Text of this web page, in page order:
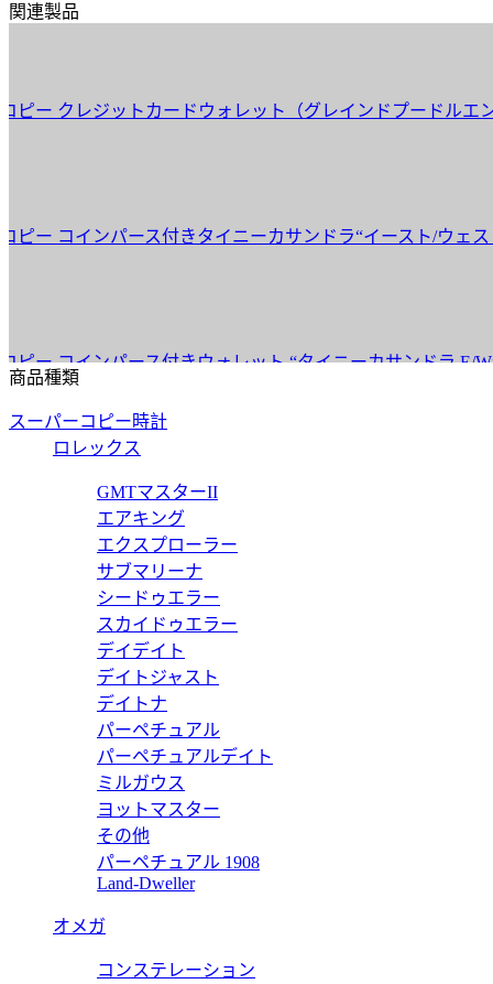
関連製品
クレジットカードウォレット（グレインドプードルエンボ
コインパース付きタイニーカサンドラ“イースト/ウェスト”
コインパース付きウォレット “タイニーカサンドラ E/W”（
コインパース付きタイニーカサンドラ“イースト/ウェスト
タイニーカサンドラビルクリップウォレット（シャイニー
ビルクリップウォレット “タイニーカサンドラ”（マットレ
タイニー カサンドラ イースト/ウエスト ウォレット（グレ
商品種類
スーパーコピー時計
ロレックス
GMTマスターII
エアキング
エクスプローラー
サブマリーナ
シードゥエラー
スカイドゥエラー
デイデイト
デイトジャスト
デイトナ
パーペチュアル
パーペチュアルデイト
ミルガウス
ヨットマスター
その他
パーペチュアル 1908
Land-Dweller
オメガ
コンステレーション